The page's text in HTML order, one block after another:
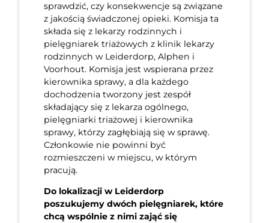
sprawdzić, czy konsekwencje są związane
z jakością świadczonej opieki. Komisja ta
składa się z lekarzy rodzinnych i
pielęgniarek triażowych z klinik lekarzy
rodzinnych w Leiderdorp, Alphen i
Voorhout. Komisja jest wspierana przez
kierownika sprawy, a dla każdego
dochodzenia tworzony jest zespół
składający się z lekarza ogólnego,
pielęgniarki triażowej i kierownika
sprawy, którzy zagłębiają się w sprawę.
Członkowie nie powinni być
rozmieszczeni w miejscu, w którym
pracują.
Do lokalizacji w Leiderdorp
poszukujemy dwóch pielęgniarek, które
chcą wspólnie z nimi zająć się